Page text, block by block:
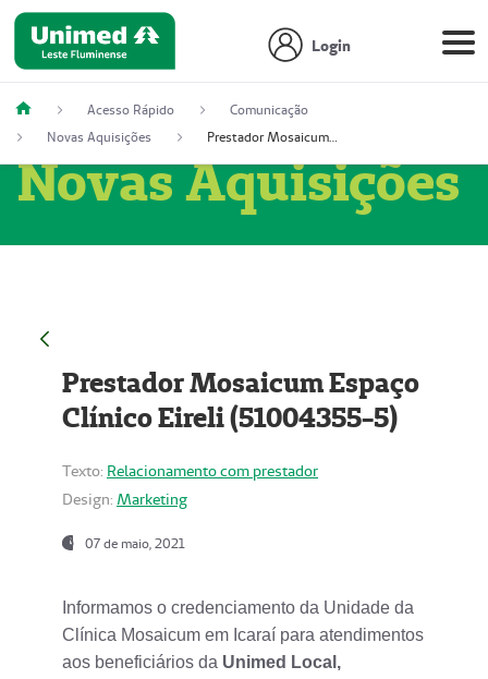
Login
Acesso Rápido
Comunicação
Novas Aquisições
Prestador Mosaicum Espaço Clínico Eireli (51004355-5)
Novas Aquisições
Prestador Mosaicum Espaço
Clínico Eireli (51004355-5)
Texto: Relacionamento com prestador
Design: Marketing
07 de maio, 2021
Informamos o credenciamento da Unidade da
Clínica Mosaicum em Icaraí para atendimentos
aos beneficiários da Unimed Local,